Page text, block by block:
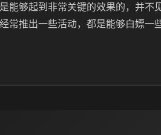
能够起到非常关键的效果的，并不
常推出一些活动，都是能够白嫖一